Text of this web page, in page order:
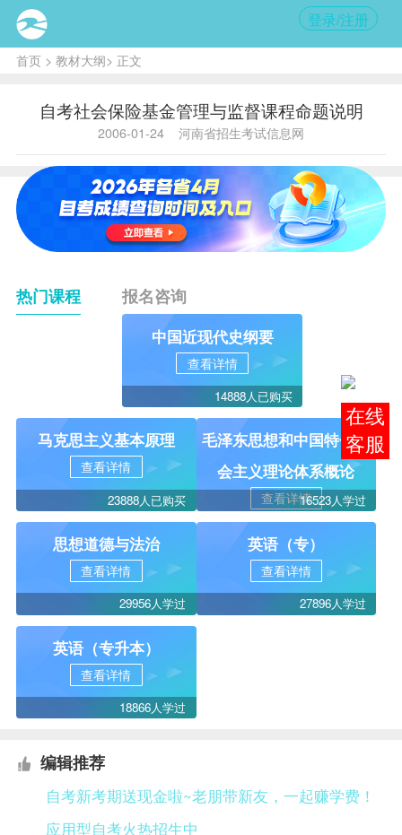
登录/注册
首页> 教材大纲> 正文
自考社会保险基金管理与监督课程命题说明
2006-01-24 河南省招生考试信息网
热门课程 报名咨询
中国近现代史纲要
查看详情
14888人已购买
马克思主义基本原理
查看详情
23888人已购买
毛泽东思想和中国特色社
会主义理论体系概论
查看详情16523人学过
思想道德与法治
查看详情
29956人学过
英语（专）
查看详情
27896人学过
英语（专升本）
查看详情
18866人学过
编辑推荐
自考新考期送现金啦~老朋带新友，一起赚学费！
应用型自考火热招生中
报考
咨询